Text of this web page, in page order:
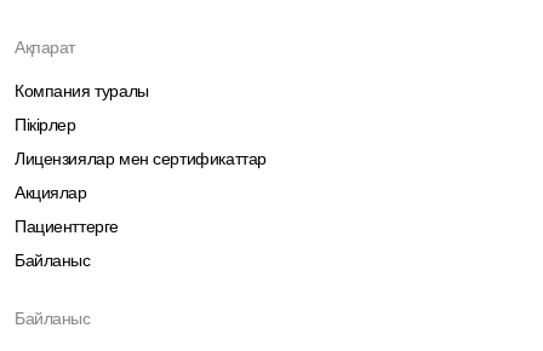
Ақпарат
Компания туралы
Пікірлер
Лицензиялар мен сертификаттар
Акциялар
Пациенттерге
Байланыс
Байланыс